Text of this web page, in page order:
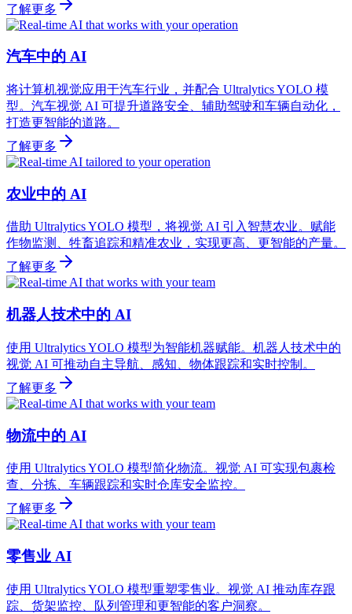
了解更多
汽车中的 AI
将计算机视觉应用于汽车行业，并配合 Ultralytics YOLO 模
型。汽车视觉 AI 可提升道路安全、辅助驾驶和车辆自动化，
打造更智能的道路。
了解更多
农业中的 AI
借助 Ultralytics YOLO 模型，将视觉 AI 引入智慧农业。赋能
作物监测、牲畜追踪和精准农业，实现更高、更智能的产量。
了解更多
机器人技术中的 AI
使用 Ultralytics YOLO 模型为智能机器赋能。机器人技术中的
视觉 AI 可推动自主导航、感知、物体跟踪和实时控制。
了解更多
物流中的 AI
使用 Ultralytics YOLO 模型简化物流。视觉 AI 可实现包裹检
查、分拣、车辆跟踪和实时仓库安全监控。
了解更多
零售业 AI
使用 Ultralytics YOLO 模型重塑零售业。视觉 AI 推动库存跟
踪、货架监控、队列管理和更智能的客户洞察。